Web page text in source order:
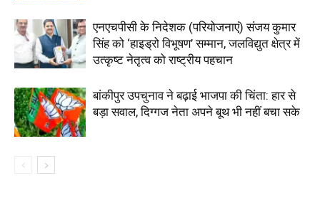
एनएचपीसी के निदेशक (परियोजनाएं) संजय कुमार
सिंह को ‘हाइड्रो विभूषण’ सम्मान, जलविद्युत क्षेत्र में
उत्कृष्ट नेतृत्व को राष्ट्रीय पहचान
बांकीपुर उपचुनाव ने बढ़ाई भाजपा की चिंता: हार से
बड़ा सवाल, दिग्गज नेता अपने बूथ भी नहीं बचा सके